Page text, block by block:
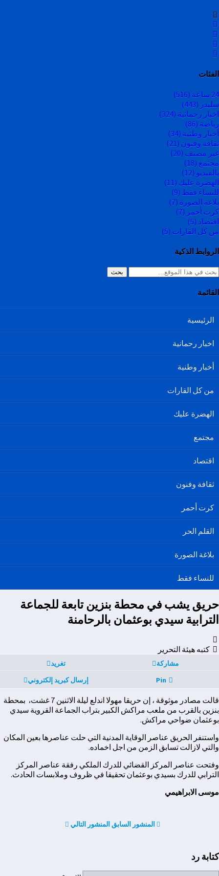
الفئات
24 ساعة
(516)
سليدر (443)
اخبار رحمانية (324)
رياضة (86)
أخبار وطنية (34)
ثقافة وفنون (21)
غير مصنف (20)
مجتمع (18)
بالفيديو (12)
الهضرة عليك (11)
للنساء فقط (9)
بلاغة الصورة (7)
كرت أحمر (7)
اقتصاد (5)
من كل القارات (5)
الروابط الذكية
بحث
القائمة
الرئيسية
اخبار رحمانية
أخبار وطنية
من كل القارات
الهضرة عليك
مجتمع
اقتصاد
ثقافة وفنون
كرت أحمر
القلم الحر
بلاغة الصورة
للنساء فقط
حريق يشب في محطة بنزين تابعة للجماعة
الترابية سيدي بوعثمان بالرحامنة
كتبه هيئة التحرير
مشاركة
تغريد
Pin
إرسال كبريد إلكتروني
قالت مصادر موثوقة ، إن حريقا مهولا اندلع ليلة الاثنين 7 غشت، بمحطة
بنزين بالقرب من ملعب مراكش الكبير بتراب الجماعة القروية سيدي
بوعثمان ضواحي مراكش.
واستنفر الحريق عناصر الوقاية المدنية التي حلت عناصرها بعين المكان
والتي لازالت تسابق الزمن من اجل اخماده.
وفتحت عناصر المركز القضائي للدرك الملكي رفقة عناصر المركز
الترابي للدرك بسيدي بوعثمان تحقيقا في ظروف وملابسات الحادث.
موسى الابراهيمي
المنشور السابقالمنشور التالي
كتابة رد